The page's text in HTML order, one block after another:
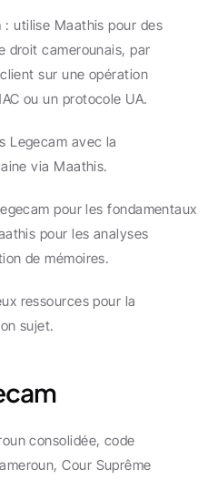
: utilise Maathis pour des
droit camerounais, par
sur une opération
ou un protocole UA.
Legecam avec la
via Maathis.
pour les fondamentaux
pour les analyses
de mémoires.
ressources pour la
sujet.
consolidée, code
Cour Suprême